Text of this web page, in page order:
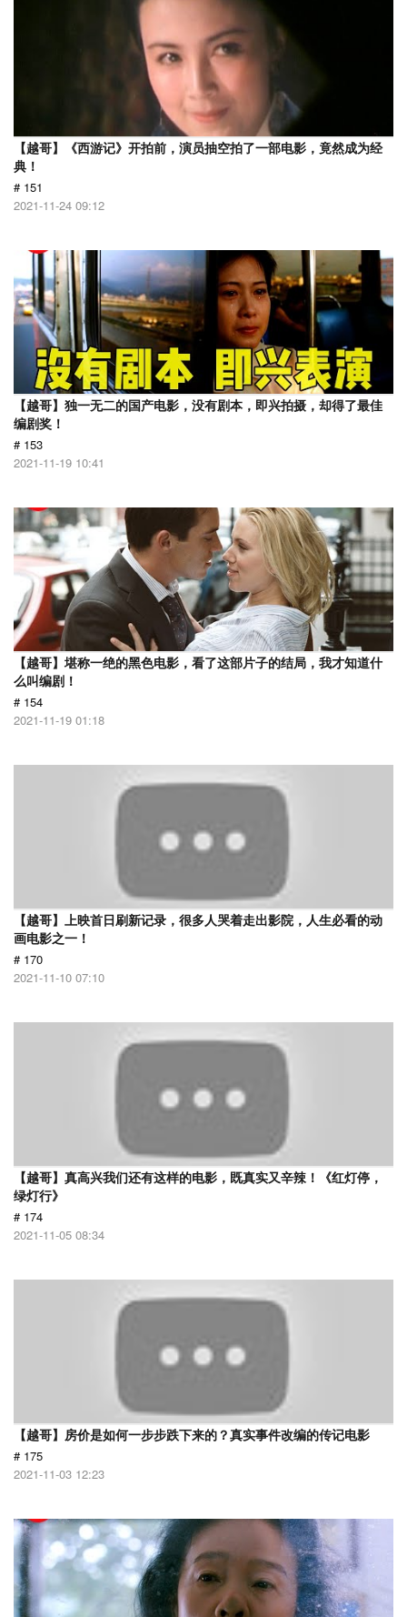
【越哥】《西游记》开拍前，演员抽空拍了一部电影，竟然成为经
典！
# 151
2021-11-24 09:12
【越哥】独一无二的国产电影，没有剧本，即兴拍摄，却得了最佳
编剧奖！
# 153
2021-11-19 10:41
【越哥】堪称一绝的黑色电影，看了这部片子的结局，我才知道什
么叫编剧！
# 154
2021-11-19 01:18
【越哥】上映首日刷新记录，很多人哭着走出影院，人生必看的动
画电影之一！
# 170
2021-11-10 07:10
【越哥】真高兴我们还有这样的电影，既真实又辛辣！《红灯停，
绿灯行》
# 174
2021-11-05 08:34
【越哥】房价是如何一步步跌下来的？真实事件改编的传记电影
# 175
2021-11-03 12:23